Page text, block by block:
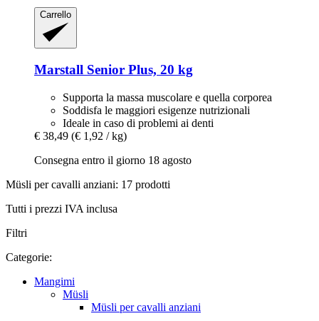
Carrello
Marstall Senior Plus, 20 kg
Supporta la massa muscolare e quella corporea
Soddisfa le maggiori esigenze nutrizionali
Ideale in caso di problemi ai denti
€ 38,49 (€ 1,92 / kg)
Consegna entro il giorno 18 agosto
Müsli per cavalli anziani: 17 prodotti
Tutti i prezzi IVA inclusa
Filtri
Categorie:
Mangimi
Müsli
Müsli per cavalli anziani